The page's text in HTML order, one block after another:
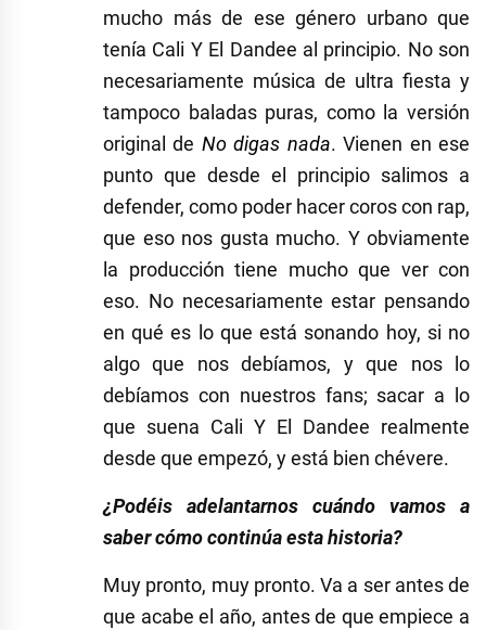
mucho más de ese género urbano que
tenía Cali Y El Dandee al principio. No son
necesariamente música de ultra fiesta y
tampoco baladas puras, como la versión
original de No digas nada. Vienen en ese
punto que desde el principio salimos a
defender, como poder hacer coros con rap,
que eso nos gusta mucho. Y obviamente
la producción tiene mucho que ver con
eso. No necesariamente estar pensando
en qué es lo que está sonando hoy, si no
algo que nos debíamos, y que nos lo
debíamos con nuestros fans; sacar a lo
que suena Cali Y El Dandee realmente
desde que empezó, y está bien chévere.
¿Podéis adelantarnos cuándo vamos a
saber cómo continúa esta historia?
Muy pronto, muy pronto. Va a ser antes de
que acabe el año, antes de que empiece a